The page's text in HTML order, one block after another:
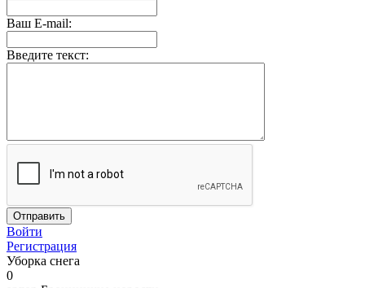
Ваш E-mail:
Введите текст:
Войти
Регистрация
Уборка снега
0